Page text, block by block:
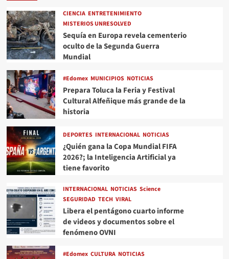
CIENCIA ENTRETENIMIENTO
MISTERIOS UNRESOLVED
Sequía en Europa revela cementerio
oculto de la Segunda Guerra
Mundial
#Edomex MUNICIPIOS NOTICIAS
Prepara Toluca la Feria y Festival
Cultural Alfeñique más grande de la
historia
DEPORTES INTERNACIONAL NOTICIAS
¿Quién gana la Copa Mundial FIFA
2026?; la Inteligencia Artificial ya
tiene favorito
INTERNACIONAL NOTICIAS Science
SEGURIDAD TECH VIRAL
Libera el pentágono cuarto informe
de videos y documentos sobre el
fenómeno OVNI
#Edomex CULTURA NOTICIAS